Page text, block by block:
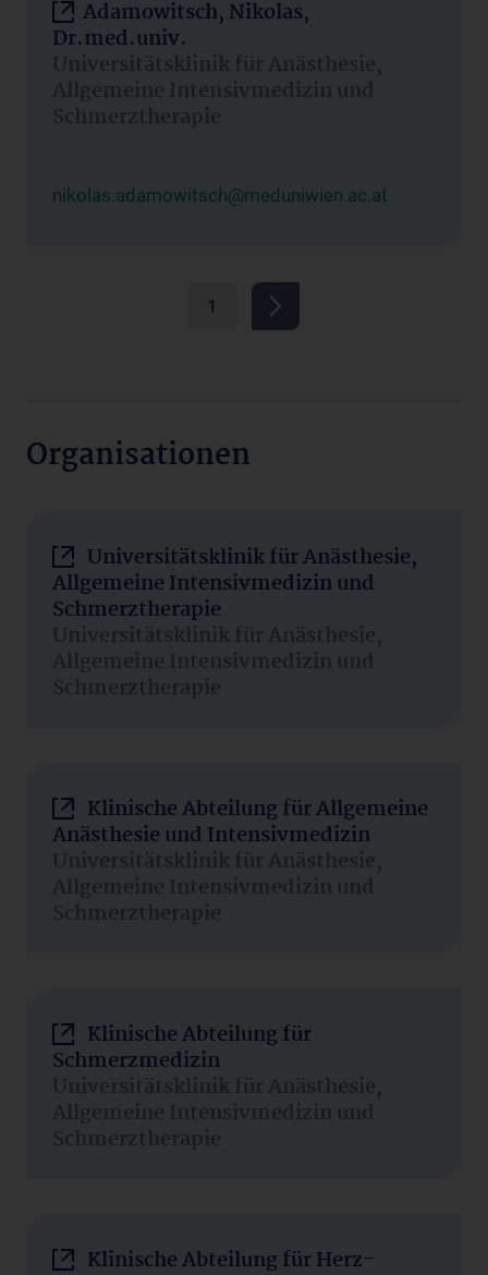
Adamowitsch, Nikolas,
Dr.med.univ.
Universitätsklinik für Anästhesie,
Allgemeine Intensivmedizin und
Schmerztherapie
nikolas.adamowitsch@meduniwien.ac.at
1
Organisationen
Universitätsklinik für Anästhesie,
Allgemeine Intensivmedizin und
Schmerztherapie
Universitätsklinik für Anästhesie,
Allgemeine Intensivmedizin und
Schmerztherapie
Klinische Abteilung für Allgemeine
Anästhesie und Intensivmedizin
Universitätsklinik für Anästhesie,
Allgemeine Intensivmedizin und
Schmerztherapie
Klinische Abteilung für
Schmerzmedizin
Universitätsklinik für Anästhesie,
Allgemeine Intensivmedizin und
Schmerztherapie
Klinische Abteilung für Herz-